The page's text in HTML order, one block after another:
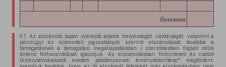
Összesen:
5.1.
Az elszámoló lapon szereplő adatok helyességét, valódiságát, valamint a
pénzügyi és számviteli jogszabályok szerinti elszámolását, továbbá a
támogatásnak a támogatási megállapodásban / szerződésben foglalt célra
történő felhasználását igazoljuk. Az elszámolásban feltüntetett és csatolt
bizonylatmásolatok eredeti példányainak érvénytelenítése* megtörtént.